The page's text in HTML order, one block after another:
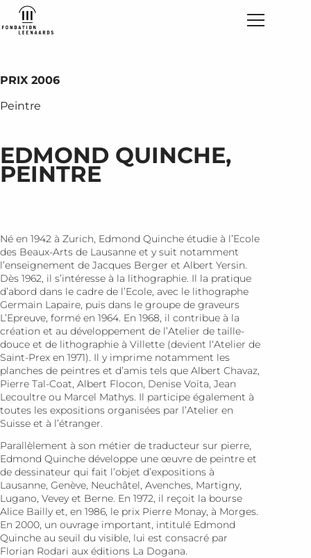
PRIX 2006
Peintre
EDMOND QUINCHE,
PEINTRE
Né en 1942 à Zurich, Edmond Quinche étudie à l’Ecole
des Beaux-Arts de Lausanne et y suit notamment
l’enseignement de Jacques Berger et Albert Yersin.
Dès 1962, il s’intéresse à la lithographie. Il la pratique
d’abord dans le cadre de l’Ecole, avec le lithographe
Germain Lapaire, puis dans le groupe de graveurs
L’Epreuve, formé en 1964. En 1968, il contribue à la
création et au développement de l’Atelier de taille-
douce et de lithographie à Villette (devient l‘Atelier de
Saint-Prex en 1971). Il y imprime notamment les
planches de peintres et d’amis tels que Albert Chavaz,
Pierre Tal-Coat, Albert Flocon, Denise Voïta, Jean
Lecoultre ou Marcel Mathys. Il participe également à
toutes les expositions organisées par l’Atelier en
Suisse et à l’étranger.
Parallèlement à son métier de traducteur sur pierre,
Edmond Quinche développe une œuvre de peintre et
de dessinateur qui fait l’objet d’expositions à
Lausanne, Genève, Neuchâtel, Avenches, Martigny,
Lugano, Vevey et Berne. En 1972, il reçoit la bourse
Alice Bailly et, en 1986, le prix Pierre Monay, à Morges.
En 2000, un ouvrage important, intitulé Edmond
Quinche au seuil du visible, lui est consacré par
Florian Rodari aux éditions La Dogana.